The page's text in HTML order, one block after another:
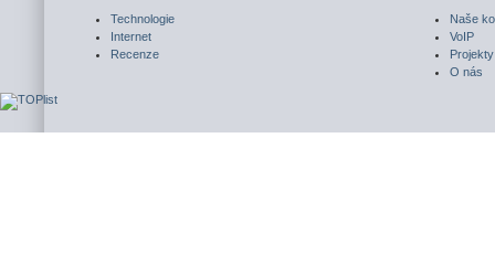
Technologie
Internet
Recenze
Naše
VoIP
Projekty
O nás